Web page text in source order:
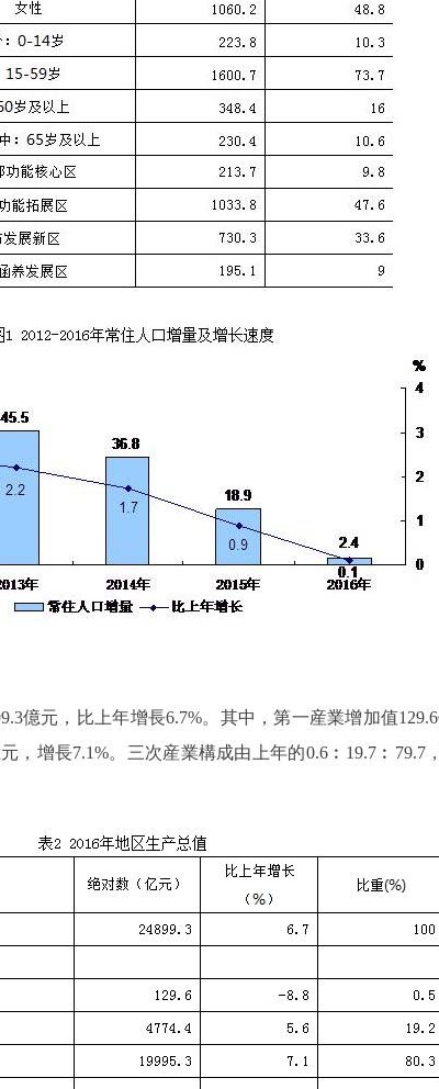
元，比上年增長6.7%。其中，第一産業增加值
，增長7.1%。三次産業構成由上年的0.6︰19.7︰79.7